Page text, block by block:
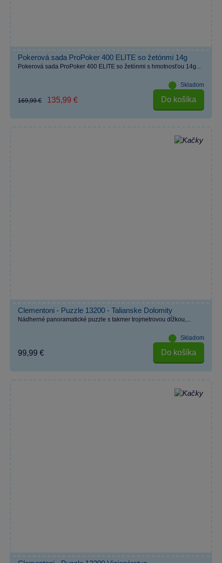
Pokerová sada ProPoker 400 ELITE so žetónmi 14g
Pokerová sada ProPoker 400 ELITE so žetónmi s hmotnosťou 14g...
Skladom
169,99 € 135,99 € Do košíka
Clementoni - Puzzle 13200 - Talianske Dolomity
Nádherné panoramatické puzzle s takmer trojmetrovou dĺžkou,...
Skladom
99,99 € Do košíka